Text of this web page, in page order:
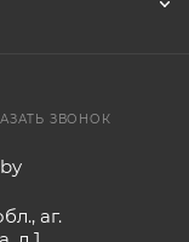
ЗВОНОК
аг.